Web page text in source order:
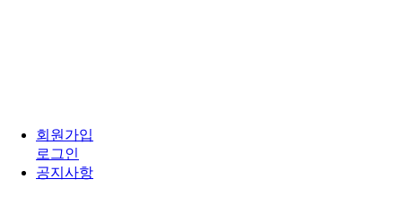
main
content
회원가입
로그인
공지사항